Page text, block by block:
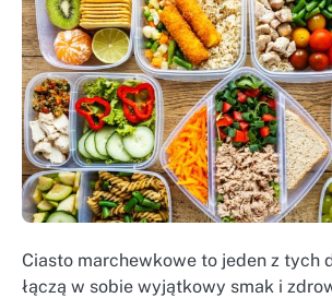
Ciasto marchewkowe to jeden z tych
łączą w sobie wyjątkowy smak i